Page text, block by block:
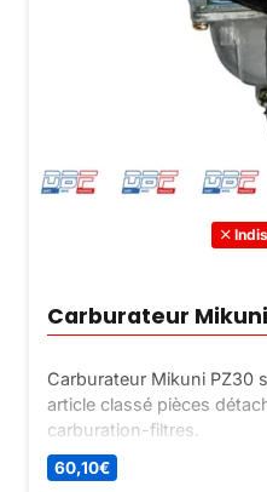
Carburateur Mikuni
Carburateur Mikuni PZ30
article classé pièces
carburation-filtres.
60,10€